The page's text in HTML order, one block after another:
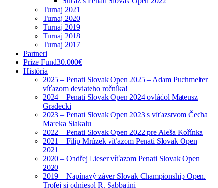
Turnaj 2021
Turnaj 2020
Turnaj 2019
Turnaj 2018
Turnaj 2017
Partneri
Prize Fund30.000€
História
2025 – Penati Slovak Open 2025 – Adam Puchmelter
víťazom deviateho ročníka!
2024 – Penati Slovak Open 2024 ovládol Mateusz
Gradecki
2023 – Penati Slovak Open 2023 s víťazstvom Čecha
Mareka Siakalu
2022 – Penati Slovak Open 2022 pre Aleša Kořínka
2021 – Filip Mrúzek víťazom Penati Slovak Open
2021
2020 – Ondřej Lieser víťazom Penati Slovak Open
2020
2019 – Napínavý záver Slovak Championship Open.
Trofej si odniesol R. Sabbatini